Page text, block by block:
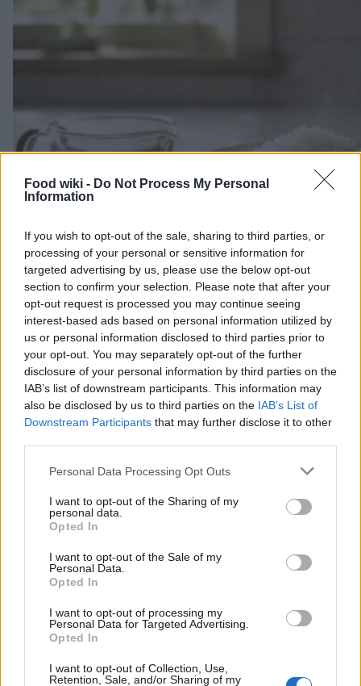
Food wiki - Do Not Process My Personal
Information
If you wish to opt-out of the sale, sharing to third parties, or
processing of your personal or sensitive information for
targeted advertising by us, please use the below opt-out
section to confirm your selection. Please note that after your
opt-out request is processed you may continue seeing
interest-based ads based on personal information utilized by
us or personal information disclosed to third parties prior to
your opt-out. You may separately opt-out of the further
disclosure of your personal information by third parties on the
IAB’s list of downstream participants. This information may
also be disclosed by us to third parties on the IAB’s List of
Downstream Participants that may further disclose it to other
Please note that this website/app uses one or more Google
not limited to your visit or usage behaviour. You may click to
grant or deny consent to Google and its third-party tags to
use your data for below specified purposes in below Google
consent section.
Personal Data Processing Opt Outs
I want to opt-out of the Sharing of my
personal data.
Opted In
I want to opt-out of the Sale of my
Personal Data.
Opted In
I want to opt-out of processing my
Personal Data for Targeted Advertising.
Opted In
I want to opt-out of Collection, Use,
Retention, Sale, and/or Sharing of my
Riso perfetto: dosi precise, lavaggi e cotture
Massimiliano Cardinale · 5 Ago 2026
COME SI FA?